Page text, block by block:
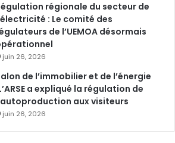
régionale du secteur de
: Le comité des
de l’UEMOA désormais
juin 26, 2026
de l’immobilier et de l’énergie
a expliqué la régulation de
aux visiteurs
juin 26, 2026